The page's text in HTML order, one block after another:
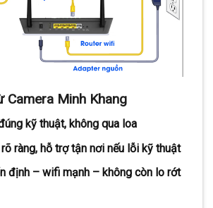
Camera Minh Khang
kỹ thuật, không qua loa
ràng, hỗ trợ tận nơi nếu lỗi kỹ thuật
định – wifi mạnh – không còn lo rớt